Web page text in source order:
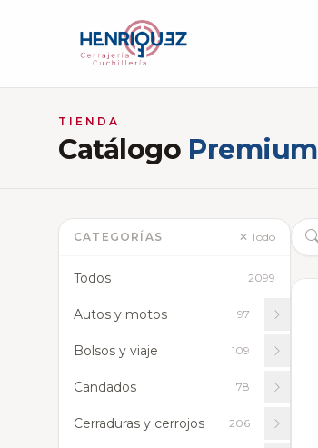
TIENDA
Catálogo Premium
CATEGORÍAS ✕ Todo
Todos 2099
Autos y motos 97
Bolsos y viaje 109
Candados 78
Cerraduras y cerrojos 206